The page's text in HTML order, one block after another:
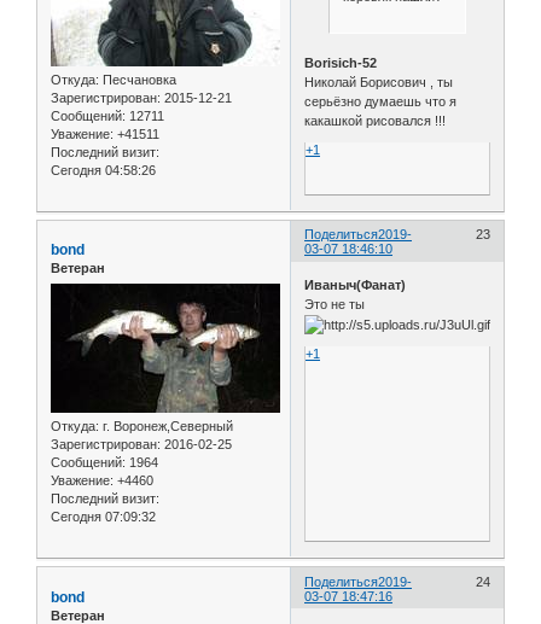
Откуда: Песчановка
Зарегистрирован: 2015-12-21
Сообщений: 12711
Уважение: +41511
Последний визит:
Сегодня 04:58:26
Borisich-52
Николай Борисович , ты
серьёзно думаешь что я
какашкой рисовался !!!
+1
Поделиться 23
2019-
03-07 18:46:10
bond
Ветеран
Откуда: г. Воронеж,Северный
Зарегистрирован: 2016-02-25
Сообщений: 1964
Уважение: +4460
Последний визит:
Сегодня 07:09:32
Иваныч(Фанат)
Это не ты
+1
Поделиться 24
2019-
03-07 18:47:16
bond
Ветеран